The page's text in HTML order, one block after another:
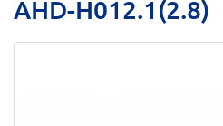
AHD-H012.1(2.8)